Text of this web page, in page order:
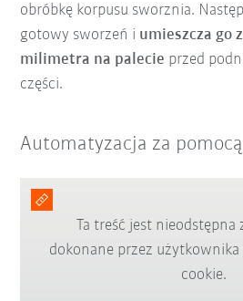
obróbkę korpusu sworznia.
gotowy sworzeń i umieszcza go
milimetra na palecie przed
części.
Automatyzacja za
Ta treść jest nieodstępna
dokonane przez
cookie.